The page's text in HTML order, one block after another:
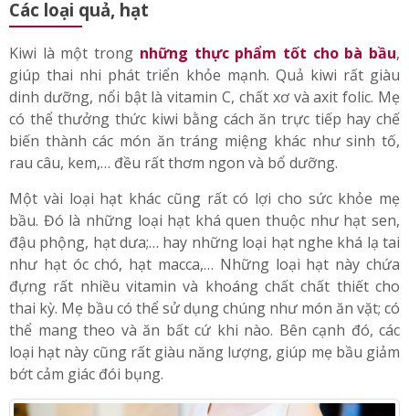
cũng như giúp giảm bớt nguy cơ mắc các bệnh khuyết
tật dây thần kinh ở trẻ, như chứng nứt đốt sống…
Các loại quả, hạt
Kiwi là một trongnhững thực phẩm tốt cho bà bầu,
giúp thai nhi phát triển khỏe mạnh. Quả kiwi rất giàu
dinh dưỡng, nổi bật là vitamin C, chất xơ và axit folic. Mẹ
có thể thưởng thức kiwi bằng cách ăn trực tiếp hay chế
biến thành các món ăn tráng miệng khác như sinh tố,
rau câu, kem,… đều rất thơm ngon và bổ dưỡng.
Một vài loại hạt khác cũng rất có lợi cho sức khỏe mẹ
bầu. Đó là những loại hạt khá quen thuộc như hạt sen,
đậu phộng, hạt dưa;… hay những loại hạt nghe khá lạ tai
như hạt óc chó, hạt macca,… Những loại hạt này chứa
đựng rất nhiều vitamin và khoáng chất chất thiết cho
thai kỳ. Mẹ bầu có thể sử dụng chúng như món ăn vặt; có
thể mang theo và ăn bất cứ khi nào. Bên cạnh đó, các
loại hạt này cũng rất giàu năng lượng, giúp mẹ bầu giảm